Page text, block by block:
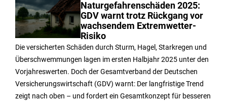
Naturgefahrenschäden 2025:
GDV warnt trotz Rückgang vor
wachsendem Extremwetter-
Risiko
Die versicherten Schäden durch Sturm, Hagel, Starkregen und
Überschwemmungen lagen im ersten Halbjahr 2025 unter den
Vorjahreswerten. Doch der Gesamtverband der Deutschen
Versicherungswirtschaft (GDV) warnt: Der langfristige Trend
zeigt nach oben – und fordert ein Gesamtkonzept für besseren